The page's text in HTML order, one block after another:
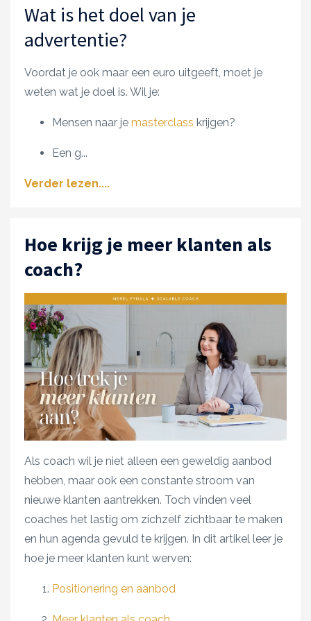
Wat is het doel van je
advertentie?
Voordat je ook maar een euro uitgeeft, moet je
weten wat je doel is. Wil je:
Mensen naar je masterclass krijgen?
Een g...
Verder lezen....
Hoe krijg je meer klanten als
coach?
Als coach wil je niet alleen een geweldig aanbod
hebben, maar ook een constante stroom van
nieuwe klanten aantrekken. Toch vinden veel
coaches het lastig om zichzelf zichtbaar te maken
en hun agenda gevuld te krijgen. In dit artikel leer je
hoe je meer klanten kunt werven:
Positionering en aanbod